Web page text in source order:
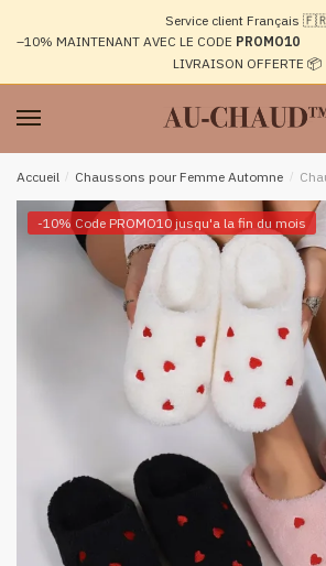
navigation
Service client Français
–10% MAINTENANT AVEC LE CODE PROMO10
LIVRAISON OFFERTE 📦
Accueil / Chaussons pour Femme Automne /
-10% Code PROMO10 jusqu'a la fin du mois